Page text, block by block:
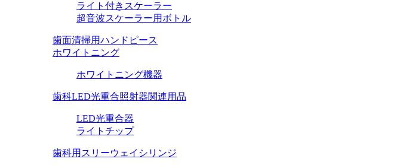
ライト付きスケーラー
超音波スケーラー用ボトル
歯面清掃用ハンドピース
ホワイトニング
ホワイトニング機器
歯科LED光重合照射器関連用品
LED光重合器
ライトチップ
歯科用スリーウェイシリンジ